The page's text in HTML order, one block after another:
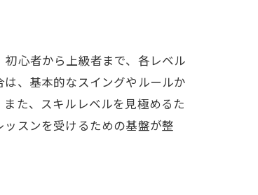
心者から上級者まで、各レベル
、基本的なスイングやルールか
た、スキルレベルを見極めるた
スンを受けるための基盤が整